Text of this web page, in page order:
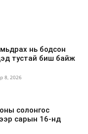
нь бодсон
тустай биш байж
8, 2026
солонгос
сарын 16-нд